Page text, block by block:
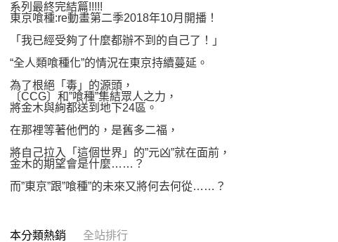
系列最終完結篇!!!!!
東京喰種:re動畫第二季2018年10月開播！
「我已經受夠了什麼都辦不到的自己了！」
“全人類喰種化”的情況在東京持續蔓延。
為了根絕「毒」的源頭，
〔CCG〕和”喰種”集結眾人之力，
將金木與絢都送到地下24區。
在那裡等著他們的，是舊多二福，
將自己拉入「這個世界」的”元凶”就在面前，
金木的期望會是什麼……？
而”東京”跟”喰種”的未來又將何去何從……？
本分類熱銷 全站排行